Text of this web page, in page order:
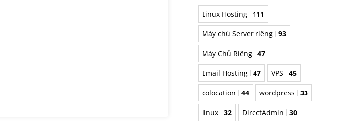
Linux Hosting 111
Máy chủ Server riêng 93
Máy Chủ Riêng 47
Email Hosting 47 VPS 45
colocation 44 wordpress 33
linux 32 DirectAdmin 30